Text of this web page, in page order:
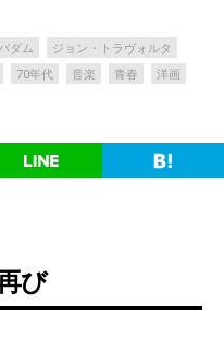
ダム
ジョン・トラヴォルタ
70年代 音楽 青春 洋画
び